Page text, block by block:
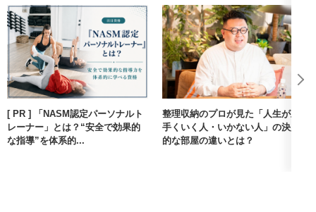
[ PR ] 「NASM認定パーソナルト
レーナー」とは？“安全で効果的
な指導”を体系的...
整理収納のプロが見た「人生が上
手くいく人・いかない人」の決定
的な部屋の違いとは？